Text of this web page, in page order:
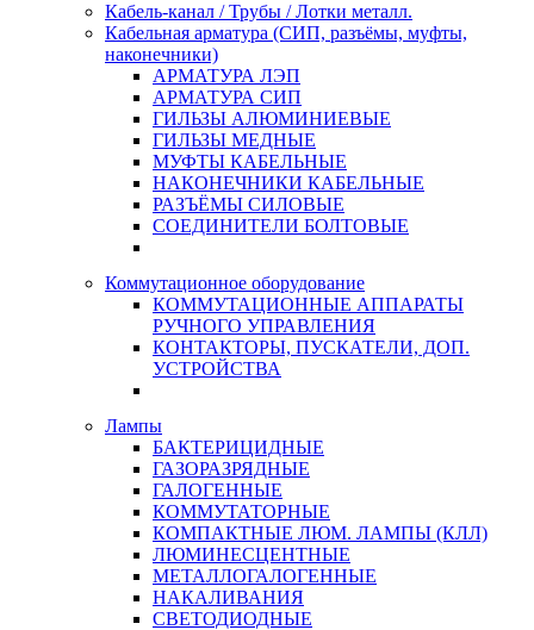
Кабель-канал / Трубы / Лотки металл.
Кабельная арматура (СИП, разъёмы, муфты,
наконечники)
АРМАТУРА ЛЭП
АРМАТУРА СИП
ГИЛЬЗЫ АЛЮМИНИЕВЫЕ
ГИЛЬЗЫ МЕДНЫЕ
МУФТЫ КАБЕЛЬНЫЕ
НАКОНЕЧНИКИ КАБЕЛЬНЫЕ
РАЗЪЁМЫ СИЛОВЫЕ
СОЕДИНИТЕЛИ БОЛТОВЫЕ
Коммутационное оборудование
КОММУТАЦИОННЫЕ АППАРАТЫ
РУЧНОГО УПРАВЛЕНИЯ
КОНТАКТОРЫ, ПУСКАТЕЛИ, ДОП.
УСТРОЙСТВА
Лампы
БАКТЕРИЦИДНЫЕ
ГАЗОРАЗРЯДНЫЕ
ГАЛОГЕННЫЕ
КОММУТАТОРНЫЕ
КОМПАКТНЫЕ ЛЮМ. ЛАМПЫ (КЛЛ)
ЛЮМИНЕСЦЕНТНЫЕ
МЕТАЛЛОГАЛОГЕННЫЕ
НАКАЛИВАНИЯ
СВЕТОДИОДНЫЕ